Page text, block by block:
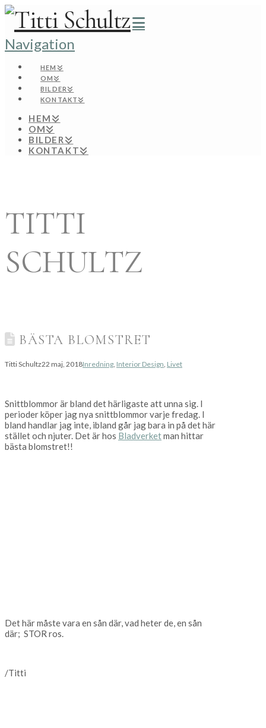
Navigation
HEM
OM
BILDER
KONTAKT
HEM
OM
BILDER
KONTAKT
TITTI
SCHULTZ
BÄSTA BLOMSTRET
Titti Schultz22 maj, 2018Inredning Interior Design Livet
Snittblommor är bland det härligaste att unna sig. I
perioder köper jag nya snittblommor varje fredag. I
bland handlar jag inte, ibland går jag bara in på det här
stället och njuter. Det är hos Bladverketman hittar
bästa blomstret!!
Det här måste vara en sån där, vad heter de, en sån
där; STOR ros.
/Titti